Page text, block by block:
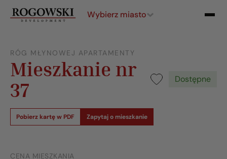
Wybierz miasto
RÓG MŁYNOWEJ APARTAMENTY
Mieszkanie nr
37
Dostępne
Pobierz kartę w PDF Zapytaj o mieszkanie
CENA MIESZKANIA